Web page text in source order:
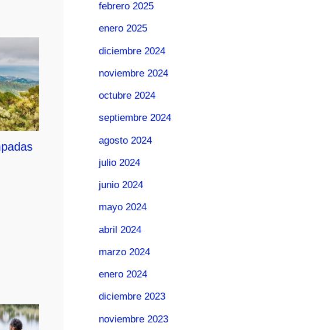
febrero 2025
enero 2025
diciembre 2024
noviembre 2024
octubre 2024
septiembre 2024
agosto 2024
julio 2024
junio 2024
mayo 2024
abril 2024
marzo 2024
enero 2024
diciembre 2023
noviembre 2023